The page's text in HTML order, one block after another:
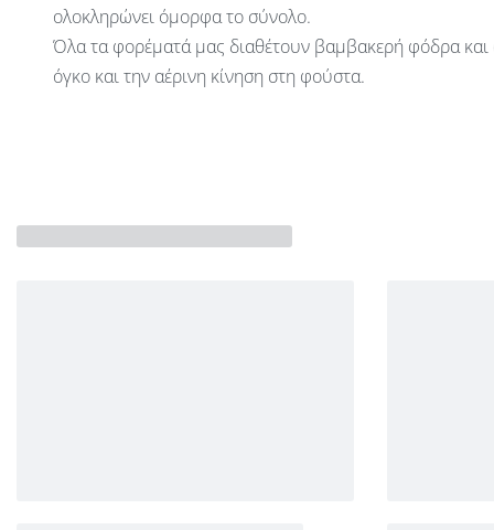
ολοκληρώνει όμορφα το σύνολο.
Όλα τα φορέματά μας διαθέτουν βαμβακερή φόδρα και
όγκο και την αέρινη κίνηση στη φούστα.